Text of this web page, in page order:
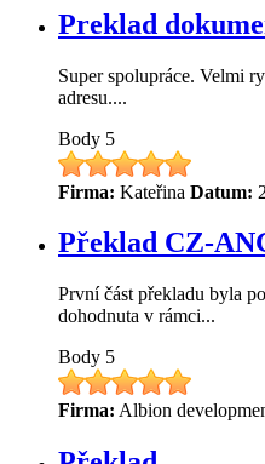
Preklad
Super spolupráce. Velmi
adresu....
Body 5
Firma: Kateřina Datum:
Překlad CZ-
První část překladu byla
dohodnuta v rámci...
Body 5
Firma: Albion